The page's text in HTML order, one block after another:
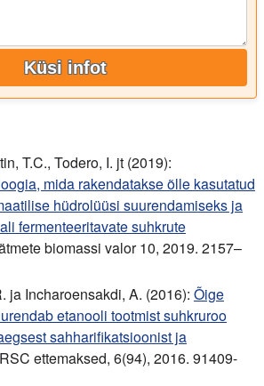
Küsi infot
T.C., Todero, I. jt (2019):
mida rakendatakse õlle kasutatud
hüdrolüüsi suurendamiseks ja
fermenteeritavate suhkrute
biomassi valor 10, 2019. 2157–
ja Incharoensakdi, A. (2016): Õige
etanooli tootmist suhkruroo
sahharifikatsioonist ja
RSC ettemaksed, 6(94), 2016. 91409-